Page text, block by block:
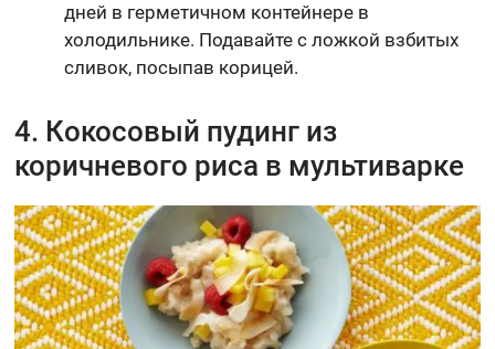
дней в герметичном контейнере в
холодильнике. Подавайте с ложкой взбитых
сливок, посыпав корицей.
4. Кокосовый пудинг из
коричневого риса в мультиварке